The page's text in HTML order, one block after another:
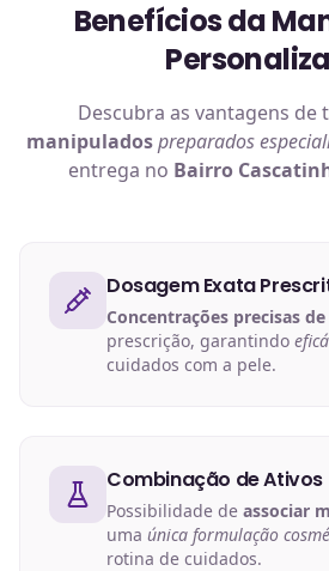
Benefícios da
Descubra as vantagens de
manipuladospreparados
entrega no Bairro
Dosagem Exata
Concentrações precisas
prescrição, garantindo
cuidados com a pele.
Combinação de Ativos
Possibilidade de associar
uma única formulação
rotina de cuidados.